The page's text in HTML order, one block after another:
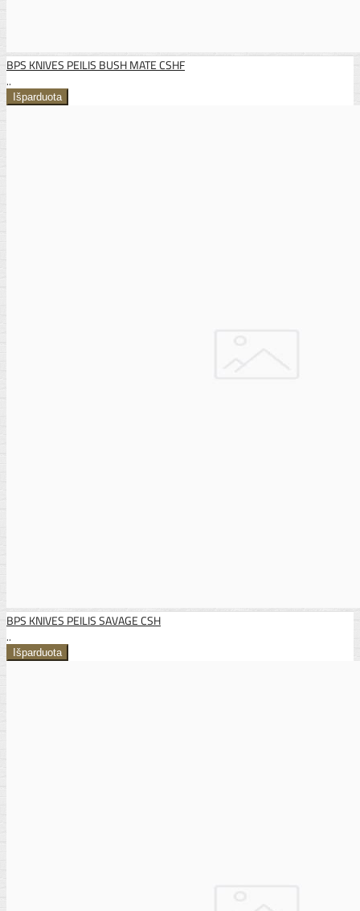
BPS KNIVES PEILIS BUSH MATE CSHF
..
BPS KNIVES PEILIS SAVAGE CSH
..